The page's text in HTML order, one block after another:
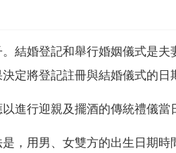
結婚登記和舉行婚姻儀式是
定將登記註冊與結婚儀式的日
進行迎親及擺酒的傳統禮儀
，用男、女雙方的出生日期